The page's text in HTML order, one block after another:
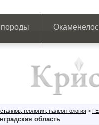
геология, палеонтология >
область